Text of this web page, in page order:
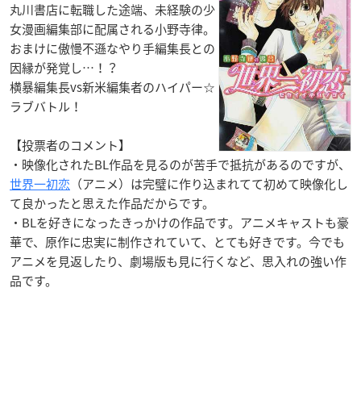
丸川書店に転職した途端、未経験の少
女漫画編集部に配属される小野寺律。
おまけに傲慢不遜なやり手編集長との
因縁が発覚し…！？
横暴編集長vs新米編集者のハイパー☆
ラブバトル！
【投票者のコメント】
・映像化されたBL作品を見るのが苦手で抵抗があるのですが、
世界一初恋 （アニメ）は完璧に作り込まれてて初めて映像化し
て良かったと思えた作品だからです。
・BLを好きになったきっかけの作品です。アニメキャストも豪
華で、原作に忠実に制作されていて、とても好きです。今でも
アニメを見返したり、劇場版も見に行くなど、思入れの強い作
品です。